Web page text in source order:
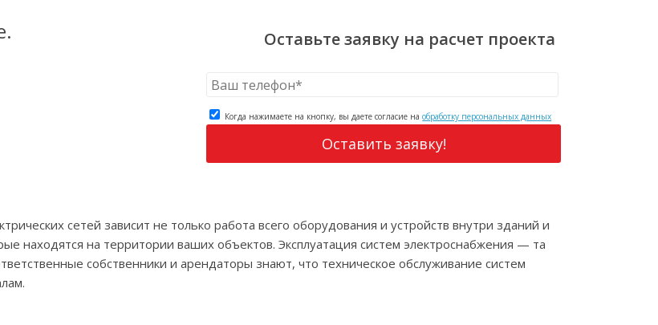
Оставьте заявку на расчет проекта
Когда нажимаете на кнопку, вы даете согласие наобработку персональных данных
сетей зависит не только работа всего оборудования и устройств внутри зданий и
находятся на территории ваших объектов. Эксплуатация систем электроснабжения — та
собственники и арендаторы знают, что техническое обслуживание систем